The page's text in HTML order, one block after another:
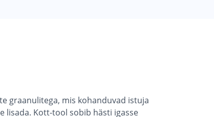
graanulitega, mis kohanduvad istuja
lisada. Kott-tool sobib hästi igasse